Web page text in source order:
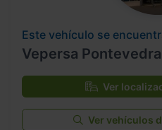
Este vehículo se
Vepersa Pontevedra
Ver
Ver vehículos